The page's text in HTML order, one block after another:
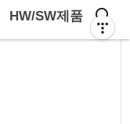
HW/SW제품